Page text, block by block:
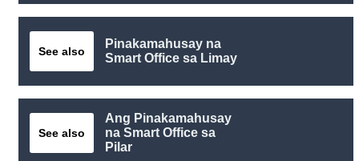
See also
Pinakamahusay na
Smart Office sa Limay
See also
Ang Pinakamahusay
na Smart Office sa
Pilar